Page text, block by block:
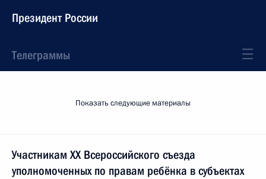
Президент России
Телеграммы
Показать следующие материалы
Участникам XX Всероссийского съезда
уполномоченных по правам ребёнка в субъектах